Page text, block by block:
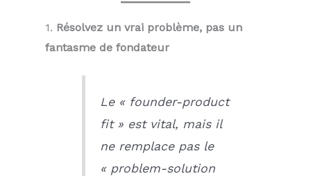
1. Résolvez un vrai problème, pas un
fantasme de fondateur
Le « founder-product
fit » est vital, mais il
ne remplace pas le
« problem-solution